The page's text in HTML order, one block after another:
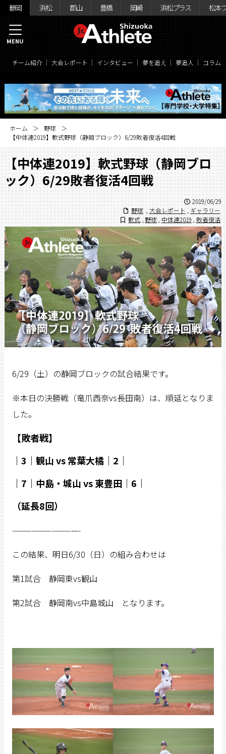
静岡 浜松 郡山 豊橋 岡崎 浜松プラス 松本
チーム紹介 大会レポート インタビュー 夢を追え 夢追人 コラム
MENU
ホーム
野球
【中体連2019】軟式野球（静岡ブロック）6/29敗者復活4回戦
【中体連2019】軟式野球（静岡ブロ
ック）6/29敗者復活4回戦
2019/06/29
野球 , 大会レポート
ギャラリー
軟式 野球 中体連2019 敗者復活
6/29（土）の静岡ブロックの試合結果です。
※本日の決勝戦（竜爪西奈vs長田南）は、順延となりま
した。
【敗者戦】
｜3｜観山 vs 常葉大橘｜2｜
｜7｜中島・城山 vs 東豊田｜6｜
（延長8回）
——————————-
この結果、明日6/30（日）の組み合わせは
第1試合 静岡東vs観山
第2試合 静岡南vs中島城山 となります。